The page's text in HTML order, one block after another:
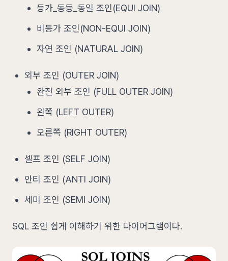
등가_동등_동일 조인(EQUI JOIN)
비등가 조인(NON-EQUI JOIN)
자연 조인 (NATURAL JOIN)
외부 조인 (OUTER JOIN)
완전 외부 조인 (FULL OUTER JOIN)
왼쪽 (LEFT OUTER)
오른쪽 (RIGHT OUTER)
셀프 조인 (SELF JOIN)
안티 조인 (ANTI JOIN)
세미 조인 (SEMI JOIN)
SQL 조인 쉽게 이해하기 위한 다이어그램이다.